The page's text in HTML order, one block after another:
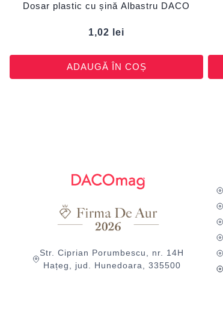
Dosar plastic cu șină Albastru DACO
1,02 lei
ADAUGĂ ÎN COȘ
Str. Ciprian Porumbescu, nr. 14H
Hațeg, jud. Hunedoara, 335500